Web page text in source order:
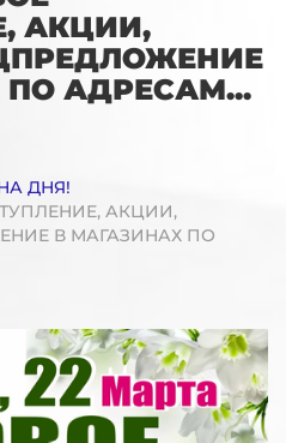
АКЦИИ,
АДРЕСАМ...
ДНЯ!
АКЦИИ,
В МАГАЗИНАХ ПО